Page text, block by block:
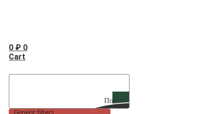
0 ₽ 0
Cart
Поиск
Generic filters